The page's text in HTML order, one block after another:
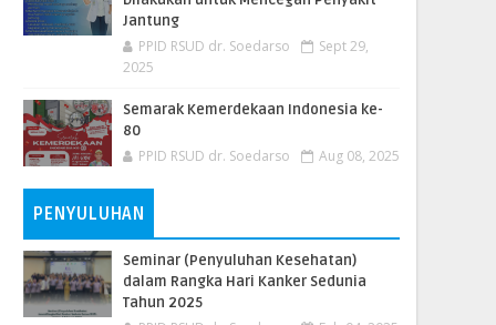
Jantung
PPID RSUD dr. Soedarso
Sept 29,
2025
Semarak Kemerdekaan Indonesia ke-
80
PPID RSUD dr. Soedarso Aug 08, 2025
PENYULUHAN
Seminar (Penyuluhan Kesehatan)
dalam Rangka Hari Kanker Sedunia
Tahun 2025